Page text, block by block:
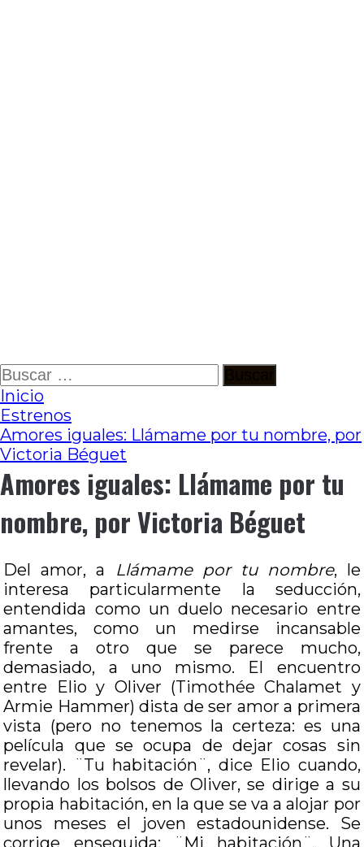
Ir
al
contenido
Buscar:
Inicio
Estrenos
Amores iguales: Llámame por tu nombre, por
Victoria Béguet
Amores iguales: Llámame por tu
nombre, por Victoria Béguet
Del amor, a Llámame por tu nombre, le
interesa particularmente la seducción,
entendida como un duelo necesario entre
amantes, como un medirse incansable
frente a otro que se parece mucho,
demasiado, a uno mismo. El encuentro
entre Elio y Oliver (Timothée Chalamet y
Armie Hammer) dista de ser amor a primera
vista (pero no tenemos la certeza: es una
película que se ocupa de dejar cosas sin
revelar). ¨Tu habitación¨, dice Elio cuando,
llevando los bolsos de Oliver, se dirige a su
propia habitación, en la que se va a alojar por
unos meses el joven estadounidense. Se
corrige enseguida: ¨Mi habitación¨. Una